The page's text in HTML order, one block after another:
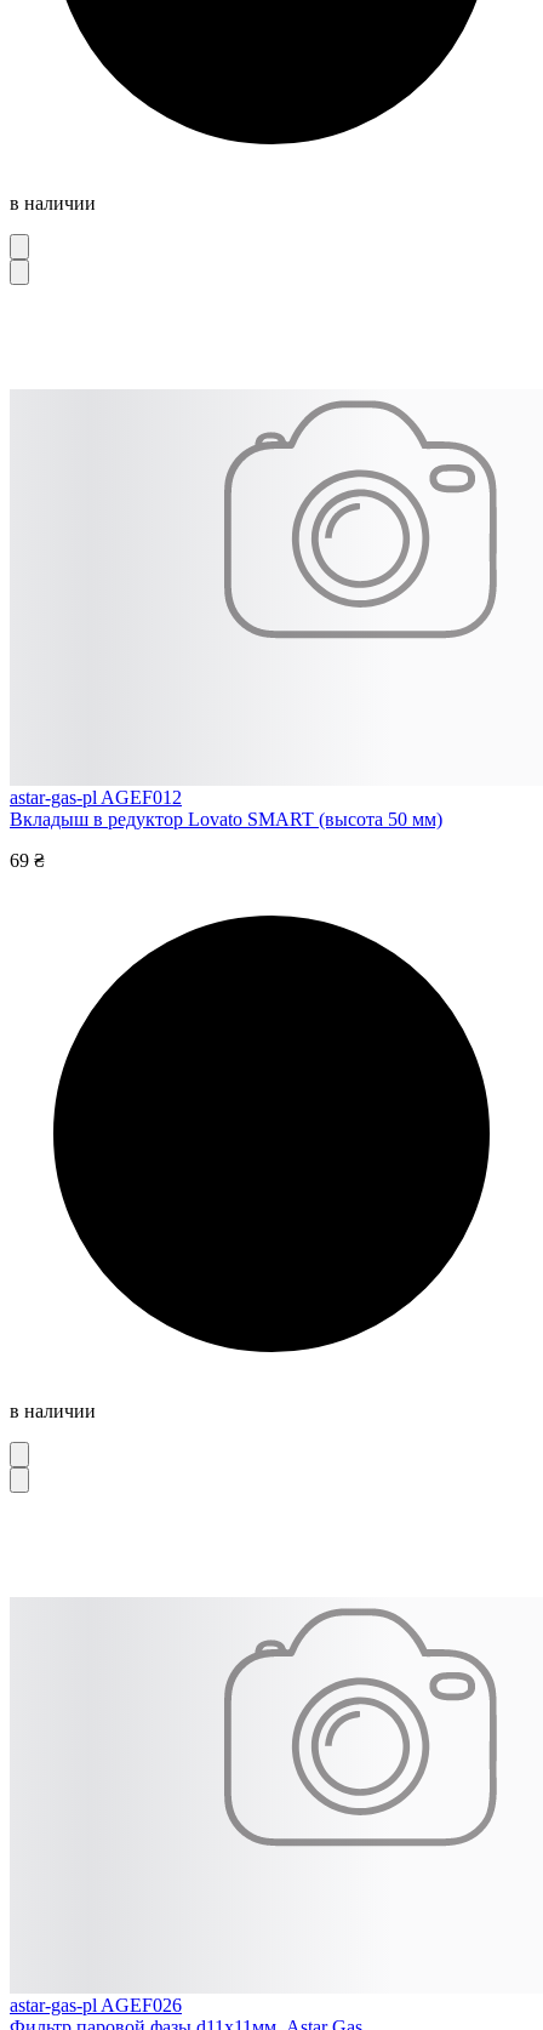
в наличии
astar-gas-pl AGEF012
Вкладыш в редуктор Lovato SMART (высота 50 мм)
69 ₴
в наличии
astar-gas-pl AGEF026